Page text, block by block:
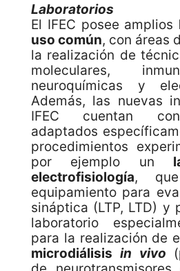
Laboratorios
El IFEC posee amplios
uso común, con áreas
la realización de
moleculares,
neuroquímicas y
Además, las nuevas
IFEC cuentan
adaptados
procedimientos
por ejemplo un
electrofisiología,
equipamiento para
sináptica (LTP, LTD) y
laboratorio
para la realización de
microdiálisis in vivo